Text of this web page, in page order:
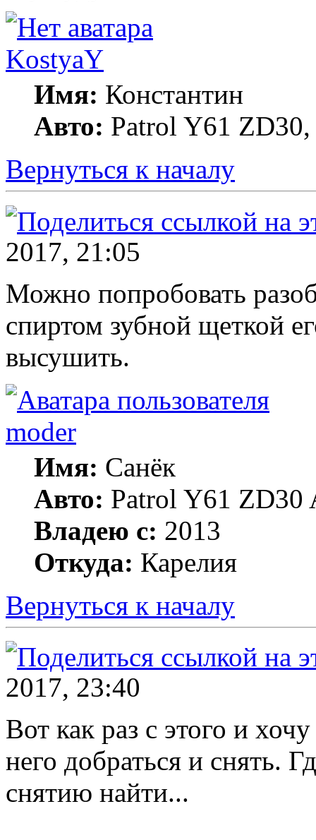
KostyaY
Имя: Константин
Авто: Patrol Y61 ZD30,
Вернуться к началу
2017, 21:05
Можно попробовать
спиртом зубной щеткой
высушить.
moder
Имя: Санёк
Авто: Patrol Y61 ZD30
Владею с: 2013
Откуда: Карелия
Вернуться к началу
2017, 23:40
Вот как раз с этого и
него добраться и снять.
снятию найти...